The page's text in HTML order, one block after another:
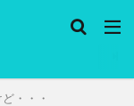
・・・